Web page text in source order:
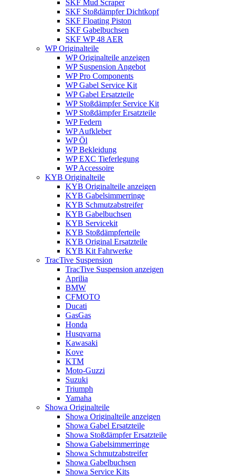
SKF Mud Scraper
SKF Stoßdämpfer Dichtkopf
SKF Floating Piston
SKF Gabelbuchsen
SKF WP 48 AER
WP Originalteile
WP Originalteile anzeigen
WP Suspension Angebot
WP Pro Components
WP Gabel Service Kit
WP Gabel Ersatzteile
WP Stoßdämpfer Service Kit
WP Stoßdämpfer Ersatzteile
WP Federn
WP Aufkleber
WP Öl
WP Bekleidung
WP EXC Tieferlegung
WP Accessoire
KYB Originalteile
KYB Originalteile anzeigen
KYB Gabelsimmerringe
KYB Schmutzabstreifer
KYB Gabelbuchsen
KYB Servicekit
KYB Stoßdämpferteile
KYB Original Ersatzteile
KYB Kit Fahrwerke
TracTive Suspension
TracTive Suspension anzeigen
Aprilia
BMW
CFMOTO
Ducati
GasGas
Honda
Husqvarna
Kawasaki
Kove
KTM
Moto-Guzzi
Suzuki
Triumph
Yamaha
Showa Originalteile
Showa Originalteile anzeigen
Showa Gabel Ersatzteile
Showa Stoßdämpfer Ersatzteile
Showa Gabelsimmerringe
Showa Schmutzabstreifer
Showa Gabelbuchsen
Showa Service Kits